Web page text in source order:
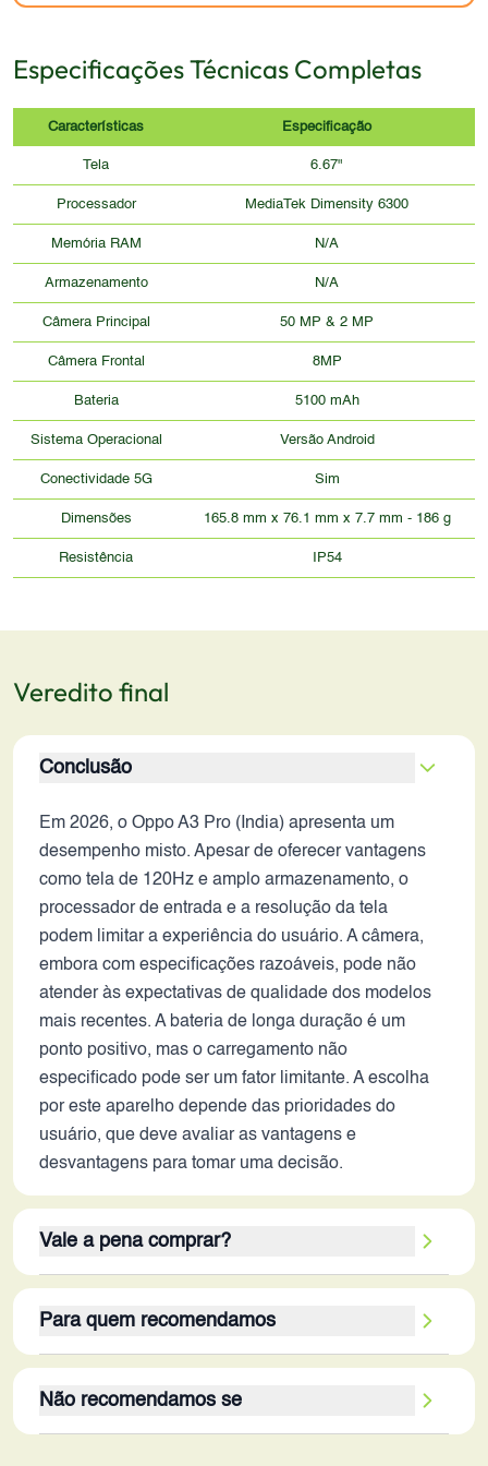
Especificações Técnicas Completas
Características Especificação
Tela 6.67"
Processador MediaTek Dimensity 6300
Memória RAM N/A
Armazenamento N/A
Câmera Principal 50 MP & 2 MP
Câmera Frontal 8MP
Bateria 5100 mAh
Sistema Operacional Versão Android
Conectividade 5G Sim
Dimensões 165.8 mm x 76.1 mm x 7.7 mm - 186 g
Resistência IP54
Veredito final
Conclusão
Em 2026, o Oppo A3 Pro (India) apresenta um
desempenho misto. Apesar de oferecer vantagens
como tela de 120Hz e amplo armazenamento, o
processador de entrada e a resolução da tela
podem limitar a experiência do usuário. A câmera,
embora com especificações razoáveis, pode não
atender às expectativas de qualidade dos modelos
mais recentes. A bateria de longa duração é um
ponto positivo, mas o carregamento não
especificado pode ser um fator limitante. A escolha
por este aparelho depende das prioridades do
usuário, que deve avaliar as vantagens e
desvantagens para tomar uma decisão.
Vale a pena comprar?
2026 depende das necessidades do usuário. Se a
prioridade for autonomia, boa capacidade de
pode ser uma opção. Os pontos fortes são a bateria
de 5100 mAh, o armazenamento interno de 256GB
Para quem recomendamos
para usuários que buscam um smartphone para
tarefas cotidianas, como navegação na internet,
Não recomendamos se